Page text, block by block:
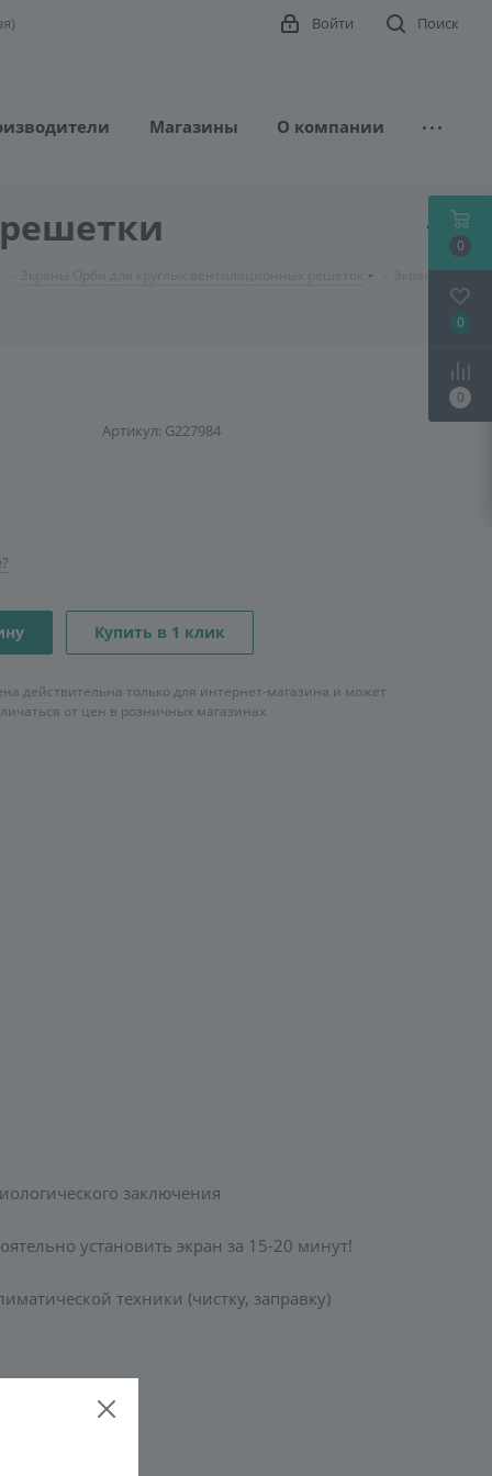
Поиск
Войти
Магазины О компании
Экран
Артикул: G227984
Купить в 1 клик
действительна только для интернет-магазина и может
от цен в розничных магазинах
заключения
установить экран за 15-20 минут!
техники (чистку, заправку)
0
0
0